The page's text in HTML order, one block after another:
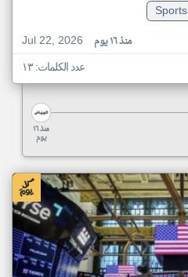
Sports
Jul 22, 2026
منذ ١٦ يوم
عدد الكلمات: ١٣
منذ ١٦
يوم